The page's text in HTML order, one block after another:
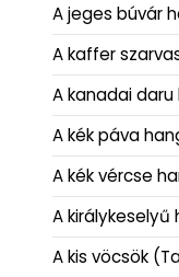
A jeges búvár
A kaffer
A kanadai
A kék páva
A kék vércse
A
A kis vöcsök